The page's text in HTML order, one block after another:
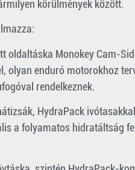
körülmények között.
oldaltáska Monokey Cam-
olyan enduró motorokhoz
rendelkeznek.
HydraPack
a folyamatos hidratáltság